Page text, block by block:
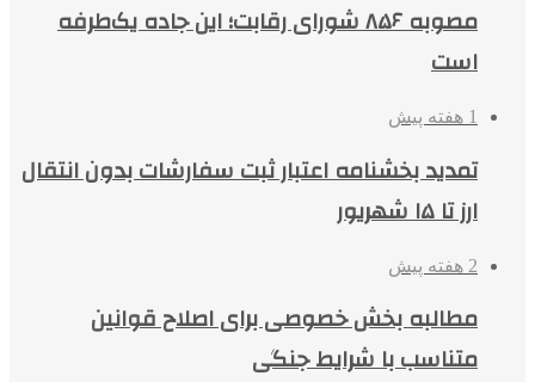
مصوبه ۸۵۶ شورای رقابت؛ این جاده یک‌طرفه
است
1 هفته پیش
تمدید بخشنامه اعتبار ثبت سفارشات بدون انتقال
ارز تا ۱۵ شهریور
2 هفته پیش
مطالبه بخش خصوصی برای اصلاح قوانین
متناسب با شرایط جنگی